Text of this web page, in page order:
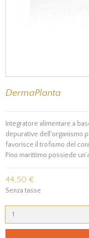
DermaPlanta
Integratore alimentare a
depurative dell'organismo
favorisce il trofismo del
Pino marittimo possiede
44,50 €
Senza tasse